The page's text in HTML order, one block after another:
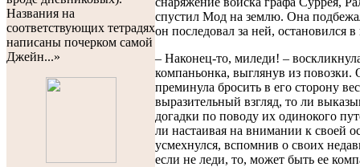
Названия на
соответствующих тетрадях
написаны почерком самой
Джейн...»
спустил Мод на землю. Она
он последовал за ней, остановился
– Наконец-то, миледи! –
компаньонка, выглянув из повозки.
преминула бросить в его сторону
выразительный взгляд, то ли
догадки по поводу их одинокого
ли настаивая на внимании к своей
усмехнулся, вспомнив о своих
если не леди, то, может быть ее